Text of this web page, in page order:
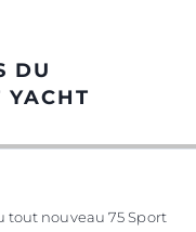
DU
YACHT
tout nouveau 75 Sport